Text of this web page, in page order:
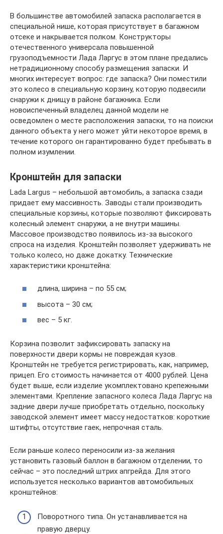
В большинстве автомобилей запаска располагается в
специальной нише, которая присутствует в багажном
отсеке и накрывается полком. Конструкторы
отечественного универсала повышенной
грузоподъемности Лада Ларгус в этом плане предались
нетрадиционному способу размещения запаски. И
многих интересует вопрос: где запаска? Они поместили
это колесо в специальную корзину, которую подвесили
снаружи к днищу в районе багажника. Если
новоиспеченный владелец данной модели не
осведомлен о месте расположения запаски, то на поиски
данного объекта у него может уйти некоторое время, в
течение которого он гарантированно будет пребывать в
полном изумлении.
Кронштейн для запаски
Lada Largus – небольшой автомобиль, а запаска сзади
придает ему массивность. Заводы стали производить
специальные корзины, которые позволяют фиксировать
колесный элемент снаружи, а не внутри машины.
Массовое производство появилось из-за высокого
спроса на изделия. Кронштейн позволяет удерживать не
только колесо, но даже докатку. Технические
характеристики кронштейна:
длина, ширина – по 55 см;
высота – 30 см;
вес – 5 кг.
Корзина позволит зафиксировать запаску на
поверхности двери кормы не повреждая кузов.
Кронштейн не требуется регистрировать, как, например,
прицеп. Его стоимость начинается от 4000 рублей. Цена
будет выше, если изделие укомплектовано крепежными
элементами. Крепление запасного колеса Лада Ларгус на
задние двери лучше приобретать отдельно, поскольку
заводской элемент имеет массу недостатков: короткие
штифты, отсутствие гаек, непрочная сталь.
Если раньше колесо переносили из-за желания
установить газовый баллон в багажном отделении, то
сейчас – это последний штрих апгрейда. Для этого
используется несколько вариантов автомобильных
кронштейнов:
Поворотного типа. Он устанавливается на
правую дверцу.